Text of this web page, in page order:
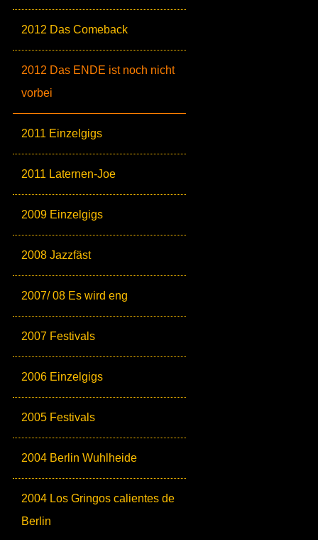
2012 Das Comeback
2012 Das ENDE ist noch nicht
vorbei
2011 Einzelgigs
2011 Laternen-Joe
2009 Einzelgigs
2008 Jazzfäst
2007/ 08 Es wird eng
2007 Festivals
2006 Einzelgigs
2005 Festivals
2004 Berlin Wuhlheide
2004 Los Gringos calientes de
Berlin